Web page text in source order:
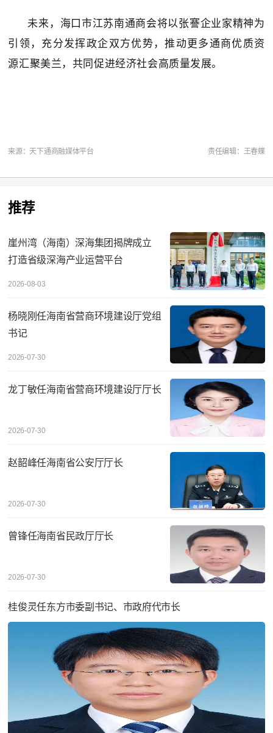
未来，海口市江苏南通商会将以张謇企业家精神为
引领，充分发挥政企双方优势，推动更多通商优质资
源汇聚美兰，共同促进经济社会高质量发展。
来源：天下通商融媒体平台 责任编辑：王春蝶
推荐
崖州湾（海南）深海集团揭牌成立
打造省级深海产业运营平台
2026-08-03
杨晓刚任海南省营商环境建设厅党组
书记
2026-07-30
龙丁敏任海南省营商环境建设厅厅长
2026-07-30
赵韶峰任海南省公安厅厅长
2026-07-30
曾锋任海南省民政厅厅长
2026-07-30
桂俊灵任东方市委副书记、市政府代市长